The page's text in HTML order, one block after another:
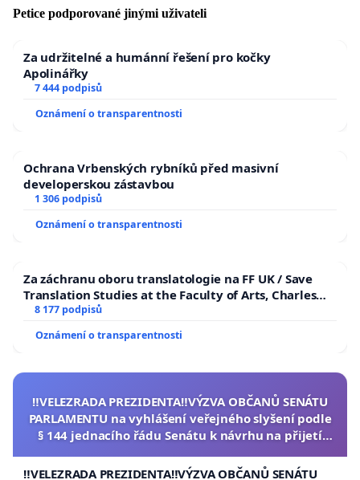
Petice podporované jinými uživateli
Za udržitelné a humánní řešení pro kočky
Apolinářky
7 444 podpisů
Oznámení o transparentnosti
Ochrana Vrbenských rybníků před masivní
developerskou zástavbou
1 306 podpisů
Oznámení o transparentnosti
Za záchranu oboru translatologie na FF UK / Save
Translation Studies at the Faculty of Arts, Charles
University
8 177 podpisů
Oznámení o transparentnosti
‼️VELEZRADA PREZIDENTA‼️VÝZVA OBČANŮ SENÁTU
PARLAMENTU na vyhlášení veřejného slyšení podle
§ 144 jednacího řádu Senátu k návrhu na přijetí
republiky
‼️VELEZRADA PREZIDENTA‼️VÝZVA OBČANŮ SENÁTU